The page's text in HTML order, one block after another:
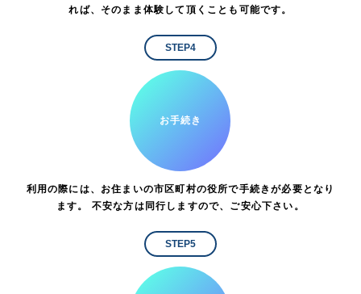
れば、そのまま体験して頂くことも可能です。
STEP4
お手続き
利用の際には、お住まいの市区町村の役所で手続きが必要となり
ます。 不安な方は同行しますので、ご安心下さい。
STEP5